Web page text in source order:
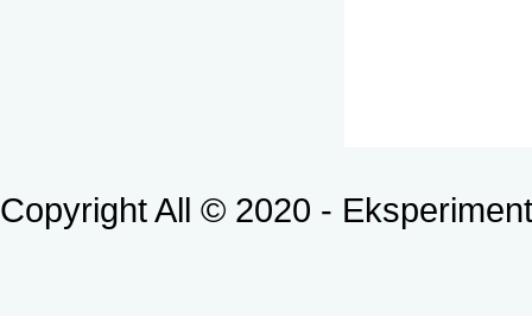
Copyright All © 2020 -